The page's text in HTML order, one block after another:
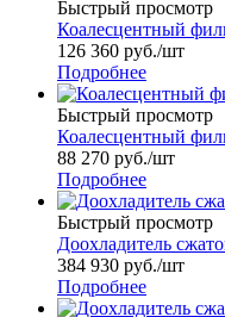
Быстрый просмотр
Коалесцентный
126 360 руб./шт
Подробнее
Быстрый просмотр
Коалесцентный
88 270 руб./шт
Подробнее
Быстрый просмотр
Доохладитель
384 930 руб./шт
Подробнее